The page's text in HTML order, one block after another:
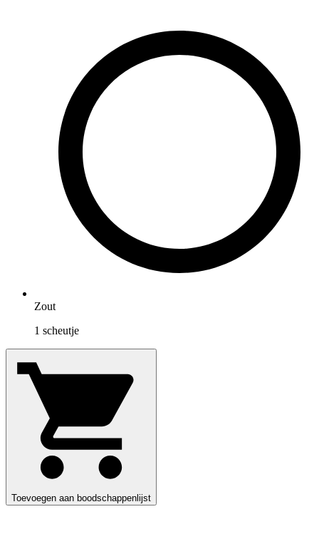
Zout
1 scheutje
Toevoegen aan boodschappenlijst